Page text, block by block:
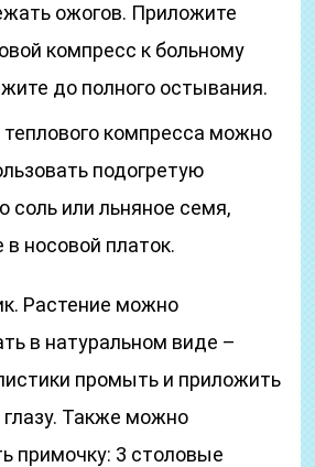
ожогов. Приложите
компресс к больному
до полного остывания.
теплового компресса можно
подогретую
соль или льняное семя,
в носовой платок.
Растение можно
в натуральном виде –
промыть и приложить
глазу. Также можно
примочку: 3 столовые